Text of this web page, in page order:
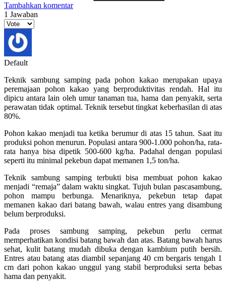
Tambahkan komentar
1 Jawaban
Default
Teknik sambung samping pada pohon kakao merupakan upaya
peremajaan pohon kakao yang berproduktivitas rendah. Hal itu
dipicu antara lain oleh umur tanaman tua, hama dan penyakit, serta
perawatan tidak optimal. Teknik tersebut tingkat keberhasilan di atas
80%.
Pohon kakao menjadi tua ketika berumur di atas 15 tahun. Saat itu
produksi pohon menurun. Populasi antara 900-1.000 pohon/ha, rata-
rata hanya bisa dipetik 500-600 kg/ha. Padahal dengan populasi
seperti itu minimal pekebun dapat memanen 1,5 ton/ha.
Teknik sambung samping terbukti bisa membuat pohon kakao
menjadi “remaja” dalam waktu singkat. Tujuh bulan pascasambung,
pohon mampu berbunga. Menariknya, pekebun tetap dapat
memanen kakao dari batang bawah, walau entres yang disambung
belum berproduksi.
Pada proses sambung samping, pekebun perlu cermat
memperhatikan kondisi batang bawah dan atas. Batang bawah harus
sehat, kulit batang mudah dibuka dengan kambium putih bersih.
Entres atau batang atas diambil sepanjang 40 cm bergaris tengah 1
cm dari pohon kakao unggul yang stabil berproduksi serta bebas
hama dan penyakit.